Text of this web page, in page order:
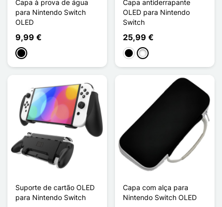
Capa à prova de água
para Nintendo Switch
OLED
9,99 €
Preto
Capa antiderrapante
OLED para Nintendo
Switch
25,99 €
PretoBranco
Suporte de cartão OLED
para Nintendo Switch
Capa com alça para
Nintendo Switch OLED